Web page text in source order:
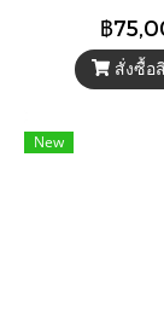
สวน แต่ง
฿
สั่งซื้อ
New